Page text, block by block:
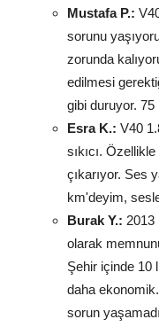
Mustafa P.:
sorunu
zorunda
edilmesi
gibi duruyor. 75
Esra K.: V40
sıkıcı.
çıkarıyor. Ses
km'deyim,
Burak Y.: 2013
olarak
Şehir içinde 10
daha
sorun